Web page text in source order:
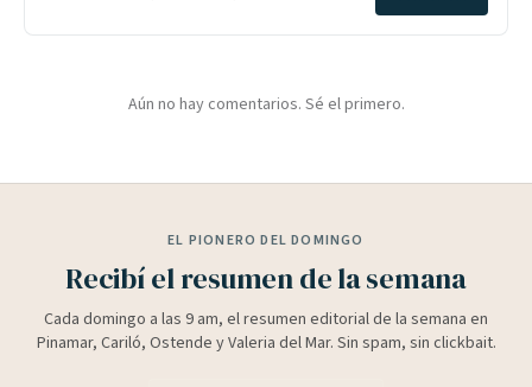
Aún no hay comentarios. Sé el primero.
EL PIONERO DEL DOMINGO
Recibí el resumen de la semana
Cada domingo a las 9 am, el resumen editorial de la semana en
Pinamar, Cariló, Ostende y Valeria del Mar. Sin spam, sin clickbait.